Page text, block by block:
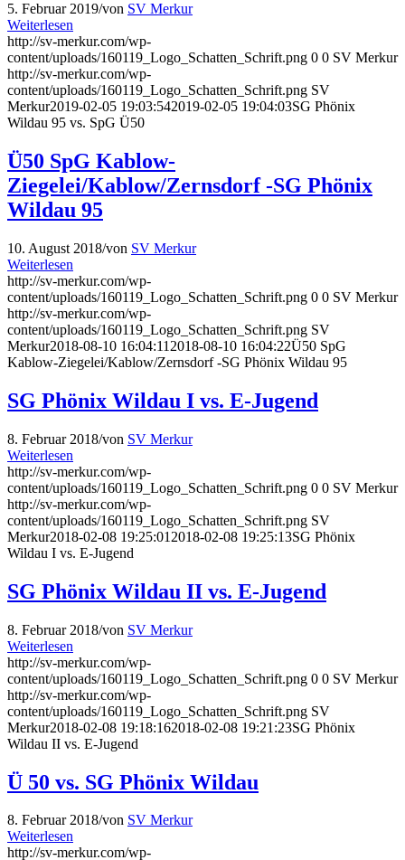
5. Februar 2019/von SV Merkur
Weiterlesen
http://sv-merkur.com/wp-
content/uploads/160119_Logo_Schatten_Schrift.png 0 0 SV Merkur
http://sv-merkur.com/wp-
content/uploads/160119_Logo_Schatten_Schrift.png SV
Merkur2019-02-05 19:03:542019-02-05 19:04:03SG Phönix
Wildau 95 vs. SpG Ü50
Ü50 SpG Kablow-
Ziegelei/Kablow/Zernsdorf -SG Phönix
Wildau 95
10. August 2018/von SV Merkur
Weiterlesen
http://sv-merkur.com/wp-
content/uploads/160119_Logo_Schatten_Schrift.png 0 0 SV Merkur
http://sv-merkur.com/wp-
content/uploads/160119_Logo_Schatten_Schrift.png SV
Merkur2018-08-10 16:04:11 2018-08-10 16:04:22Ü50 SpG
Kablow-Ziegelei/Kablow/Zernsdorf -SG Phönix Wildau 95
SG Phönix Wildau I vs. E-Jugend
8. Februar 2018/von SV Merkur
Weiterlesen
http://sv-merkur.com/wp-
content/uploads/160119_Logo_Schatten_Schrift.png 0 0 SV Merkur
http://sv-merkur.com/wp-
content/uploads/160119_Logo_Schatten_Schrift.png SV
Merkur2018-02-08 19:25:01 2018-02-08 19:25:13SG Phönix
Wildau I vs. E-Jugend
SG Phönix Wildau II vs. E-Jugend
8. Februar 2018/von SV Merkur
Weiterlesen
http://sv-merkur.com/wp-
content/uploads/160119_Logo_Schatten_Schrift.png 0 0 SV Merkur
http://sv-merkur.com/wp-
content/uploads/160119_Logo_Schatten_Schrift.png SV
Merkur2018-02-08 19:18:162018-02-08 19:21:23SG Phönix
Wildau II vs. E-Jugend
Ü 50 vs. SG Phönix Wildau
8. Februar 2018/von SV Merkur
Weiterlesen
http://sv-merkur.com/wp-